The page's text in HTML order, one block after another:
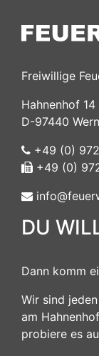
Freiwillige
Hahnenhof 14
D-97440
+49 (0)
+49 (0)
DU
Dann komm
Wir sind
am
probiere es